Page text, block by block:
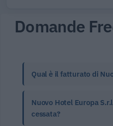
Domande
Qual è il fatturato di
Nuovo Hotel Europa
cessata?